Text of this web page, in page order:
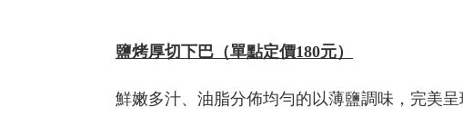
鹽烤厚切下巴 （單點定價180元）
鮮嫩多汁、油脂分佈均勻的以薄鹽調味，完美呈